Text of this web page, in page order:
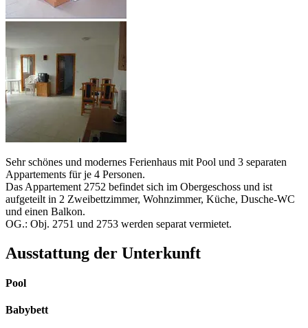
Sehr schönes und modernes Ferienhaus mit Pool und 3 separaten
Appartements für je 4 Personen.
Das Appartement 2752 befindet sich im Obergeschoss und ist
aufgeteilt in 2 Zweibettzimmer, Wohnzimmer, Küche, Dusche-WC
und einen Balkon.
OG.: Obj. 2751 und 2753 werden separat vermietet.
Ausstattung der Unterkunft
Pool
Babybett